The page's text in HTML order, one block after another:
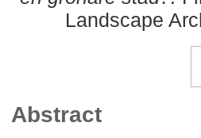
Landscape
Abstract